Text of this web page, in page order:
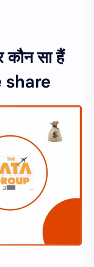
कौन सा हैं
share